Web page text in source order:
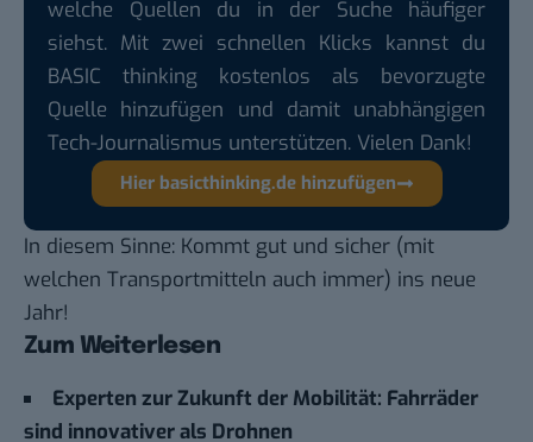
welche Quellen du in der Suche häufiger
siehst. Mit zwei schnellen Klicks kannst du
BASIC thinking kostenlos als bevorzugte
Quelle hinzufügen und damit unabhängigen
Tech-Journalismus unterstützen. Vielen Dank!
Hier basicthinking.de hinzufügen
In diesem Sinne: Kommt gut und sicher (mit
welchen Transportmitteln auch immer) ins neue
Jahr!
Zum Weiterlesen
Experten zur Zukunft der Mobilität: Fahrräder
sind innovativer als Drohnen